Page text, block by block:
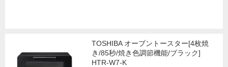
TOSHIBA オーブントースター[4枚焼
き/85秒/焼き色調節機能/ブラック]
HTR-W7-K